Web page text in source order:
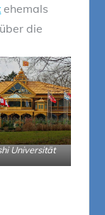
ehemals
die
Universität